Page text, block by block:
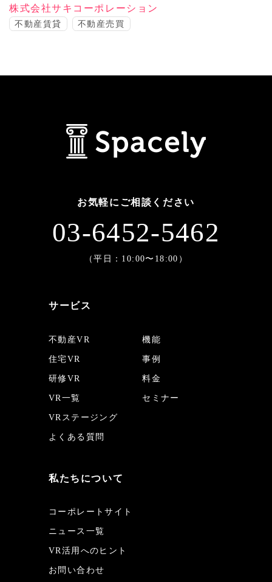
株式会社サキコーポレーション
不動産賃貸 不動産売買
サービス
不動産VR
住宅VR
研修VR
VR一覧
VRステージング
よくある質問
機能
事例
料金
セミナー
私たちについて
コーポレートサイト
ニュース一覧
VR活用へのヒント
お問い合わせ
お気軽にご相談ください
03-6452-5462
（平日：10:00〜18:00）